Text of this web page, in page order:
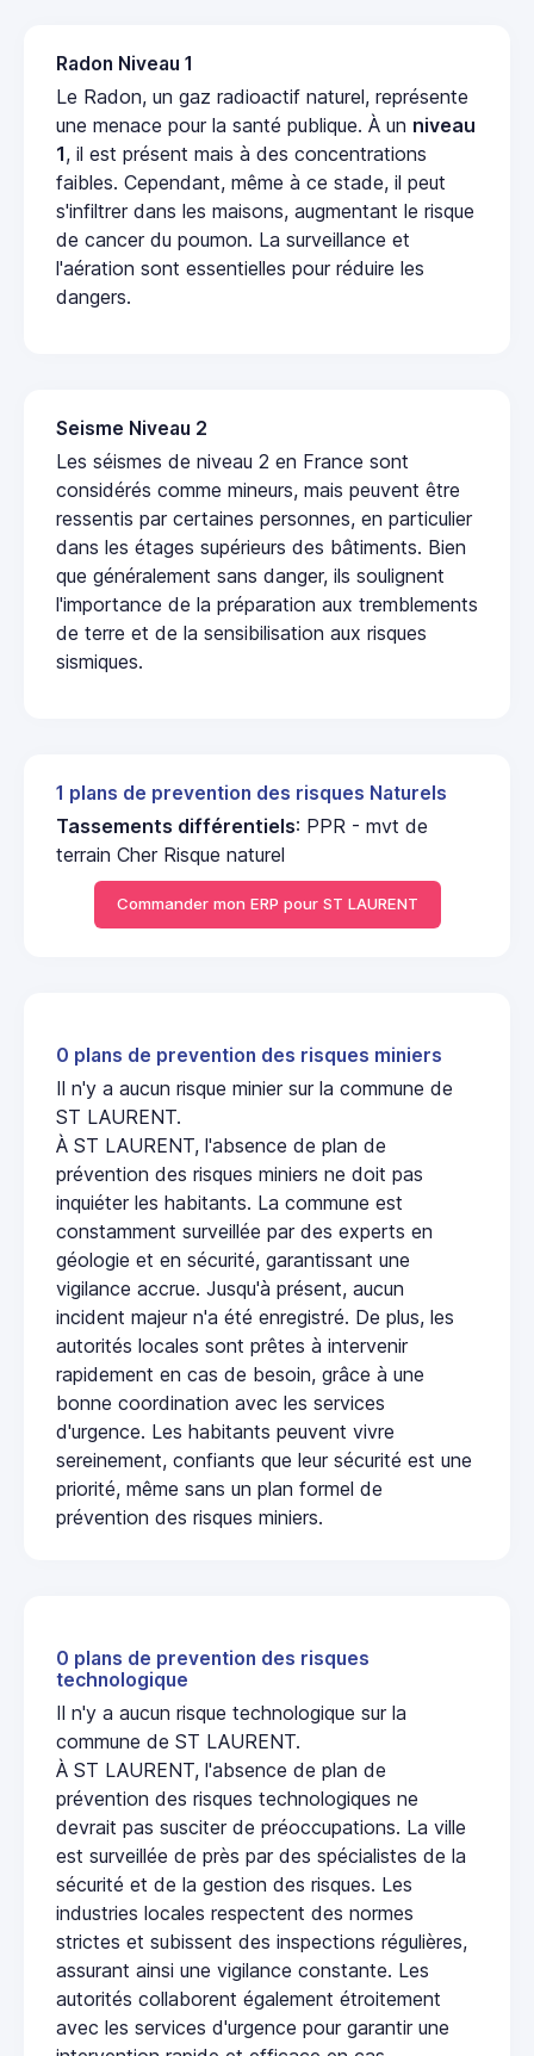
Radon Niveau 1
Le Radon, un gaz radioactif naturel, représente
une menace pour la santé publique. À un niveau
1, il est présent mais à des concentrations
faibles. Cependant, même à ce stade, il peut
s'infiltrer dans les maisons, augmentant le risque
de cancer du poumon. La surveillance et
l'aération sont essentielles pour réduire les
dangers.
Seisme Niveau 2
Les séismes de niveau 2 en France sont
considérés comme mineurs, mais peuvent être
ressentis par certaines personnes, en particulier
dans les étages supérieurs des bâtiments. Bien
que généralement sans danger, ils soulignent
l'importance de la préparation aux tremblements
de terre et de la sensibilisation aux risques
sismiques.
1 plans de prevention des risques Naturels
Tassements différentiels: PPR - mvt de
terrain Cher Risque naturel
Commander mon ERP pour ST LAURENT
0 plans de prevention des risques miniers
Il n'y a aucun risque minier sur la commune de
ST LAURENT.
À ST LAURENT, l'absence de plan de
prévention des risques miniers ne doit pas
inquiéter les habitants. La commune est
constamment surveillée par des experts en
géologie et en sécurité, garantissant une
vigilance accrue. Jusqu'à présent, aucun
incident majeur n'a été enregistré. De plus, les
autorités locales sont prêtes à intervenir
rapidement en cas de besoin, grâce à une
bonne coordination avec les services
d'urgence. Les habitants peuvent vivre
sereinement, confiants que leur sécurité est une
priorité, même sans un plan formel de
prévention des risques miniers.
0 plans de prevention des risques
technologique
Il n'y a aucun risque technologique sur la
commune de ST LAURENT.
À ST LAURENT, l'absence de plan de
prévention des risques technologiques ne
devrait pas susciter de préoccupations. La ville
est surveillée de près par des spécialistes de la
sécurité et de la gestion des risques. Les
industries locales respectent des normes
strictes et subissent des inspections régulières,
assurant ainsi une vigilance constante. Les
autorités collaborent également étroitement
avec les services d'urgence pour garantir une